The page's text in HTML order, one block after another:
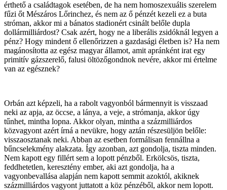
érthető a családtagok esetében, de ha nem homoszexuális szerelem
fűzi őt Mészáros Lőrinchez, és nem az ő pénzét kezeli ez a buta
stróman, akkor mi a bánatos stadionért csinált belőle dupla
dollármilliárdost? Csak azért, hogy ne a liberális zsidóknál legyen a
pénz? Hogy mindent ő ellenőrizzen a gazdasági életben is? Ha nem
magánosította az egész magyar államot, amit apránként irat egy
primitív gázszerelő, falusi öltözőgondnok nevére, akkor mi értelme
van az egésznek?
Orbán azt képzeli, ha a rabolt vagyonból bármennyit is visszaad
neki az apja, az öccse, a lánya, a veje, a strómanja, akkor úgy
tűnhet, mintha lopna. Akkor olyan, mintha a százmilliárdos
közvagyont azért írná a nevükre, hogy aztán részesüljön belőle:
visszaosztanak neki. Abban az esetben formálisan fennállna a
bűncselekmény alakzata. Így azonban, azt gondolja, tiszta minden.
Nem kapott egy fillért sem a lopott pénzből. Erkölcsös, tiszta,
feddhetetlen, keresztény ember, aki azt gondolja, ha a
vagyonbevallása alapján nem kapott semmit azoktól, akiknek
százmilliárdos vagyont juttatott a köz pénzéből, akkor nem lopott.